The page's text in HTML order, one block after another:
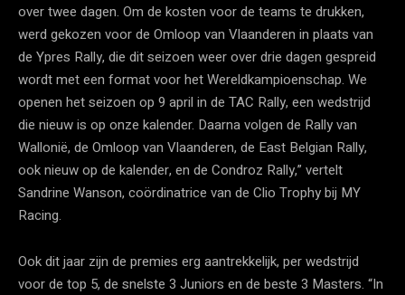
over twee dagen. Om de kosten voor de teams te drukken,
werd gekozen voor de Omloop van Vlaanderen in plaats van
de Ypres Rally, die dit seizoen weer over drie dagen gespreid
wordt met een format voor het Wereldkampioenschap. We
openen het seizoen op 9 april in de TAC Rally, een wedstrijd
die nieuw is op onze kalender. Daarna volgen de Rally van
Wallonië, de Omloop van Vlaanderen, de East Belgian Rally,
ook nieuw op de kalender, en de Condroz Rally,” vertelt
Sandrine Wanson, coördinatrice van de Clio Trophy bij MY
Racing.
Ook dit jaar zijn de premies erg aantrekkelijk, per wedstrijd
voor de top 5, de snelste 3 Juniors en de beste 3 Masters. “In